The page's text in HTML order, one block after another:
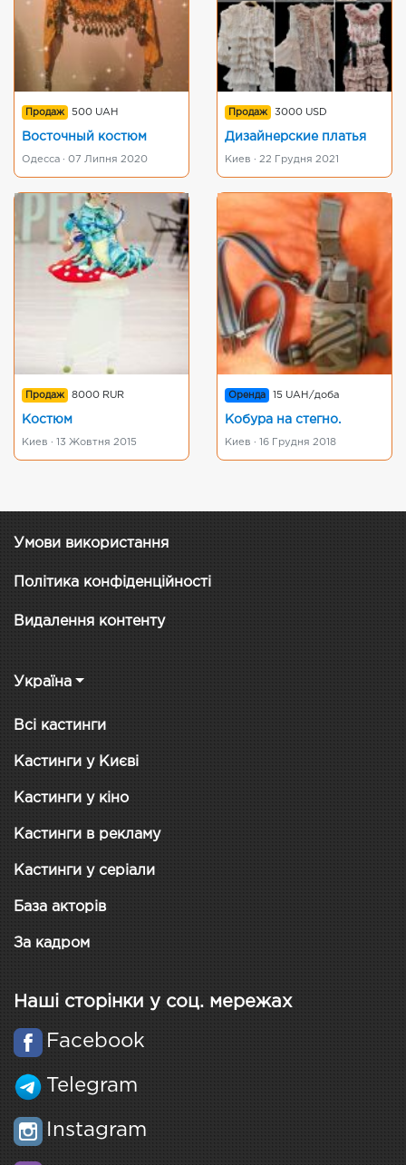
Продаж 500 UAH
Восточный костюм
Одесса · 07 Липня 2020
Продаж 3000 USD
Дизайнерские платья
Киев · 22 Грудня 2021
Продаж 8000 RUR
Костюм
Киев · 13 Жовтня 2015
Оренда 15 UAH/доба
Кобура на стегно.
Киев · 16 Грудня 2018
Умови використання
Політика конфіденційності
Видалення контенту
Україна
Всі кастинги
Кастинги у Києві
Кастинги у кіно
Кастинги в рекламу
Кастинги у серіали
База акторів
За кадром
Наші сторінки у соц. мережах
Facebook
Telegram
Instagram